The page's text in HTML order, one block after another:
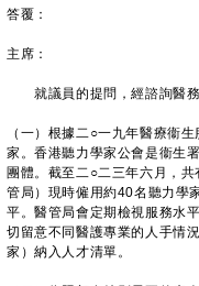
答覆：
主席：
就議員的提問，經諮詢醫務
（一）根據二○一九年醫療衞
家。香港聽力學家公會是衞生
團體。截至二○二三年六月，
管局）現時僱用約40名聽力學
平。醫管局會定期檢視服務水
切留意不同醫護專業的人手情
家）納入人才清單。